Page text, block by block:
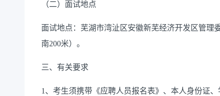
（二）面试地点
面试地点：芜湖市湾沚区安徽新芜经济开发区管理
南200米）。
三、有关要求
1、考生须携带《应聘人员报名表》、本人身份证